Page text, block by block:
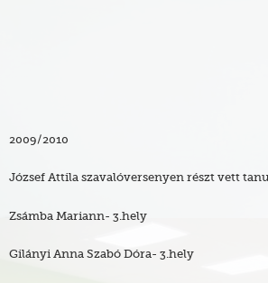
2009/2010
József Attila szavalóversenyen részt vett
Zsámba Mariann- 3.hely
Gilányi Anna Szabó Dóra- 3.hely